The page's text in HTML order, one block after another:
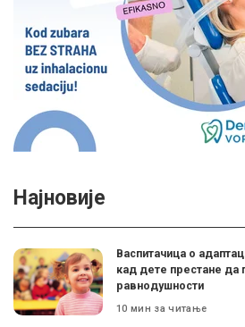
Најновије
Васпитачица о
кад дете престане да
равнодушности
10 мин за читање